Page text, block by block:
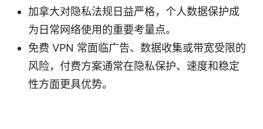
加拿大对隐私法规日益严格，个人数据保护成
为日常网络使用的重要考量点。
免费 VPN 常面临广告、数据收集或带宽受限的
风险，付费方案通常在隐私保护、速度和稳定
性方面更具优势。